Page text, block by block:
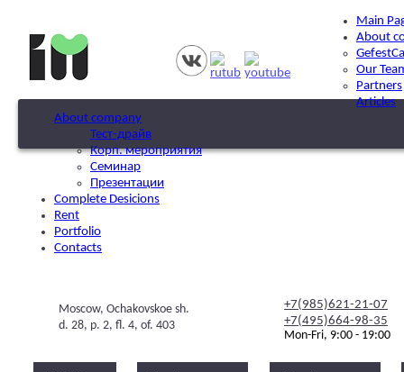
Main
About
Our
Partners
Articles
About company
Тест-драйв
Корп. мероприятия
Семинар
Презентации
Complete Desicions
Rent
Portfolio
Contacts
Moscow, Ochakovskoe sh.
d. 28, p. 2, fl. 4, of. 403
+7(985)621-21-07
+7(495)664-98-35
Mon-Fri, 9:00 - 19:00